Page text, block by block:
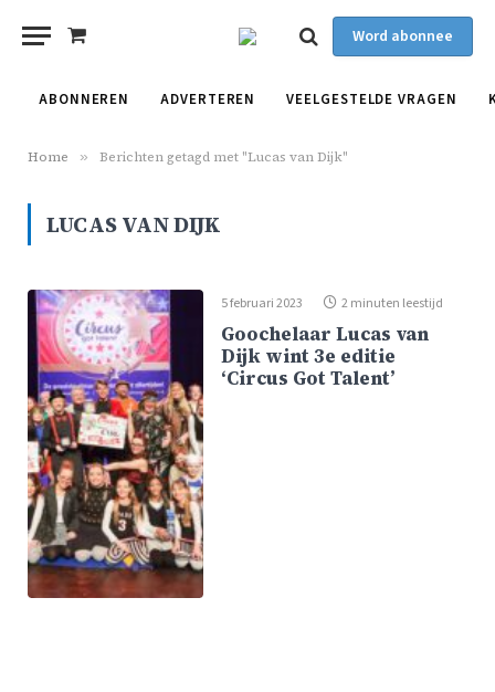
Shopping
Word abonnee
ABONNEREN ADVERTEREN VEELGESTELDE VRAGEN
Home » Berichten getagd met "Lucas van Dijk"
LUCAS VAN DIJK
5 februari 2023 2 minuten leestijd
Goochelaar Lucas van
Dijk wint 3e editie
‘Circus Got Talent’